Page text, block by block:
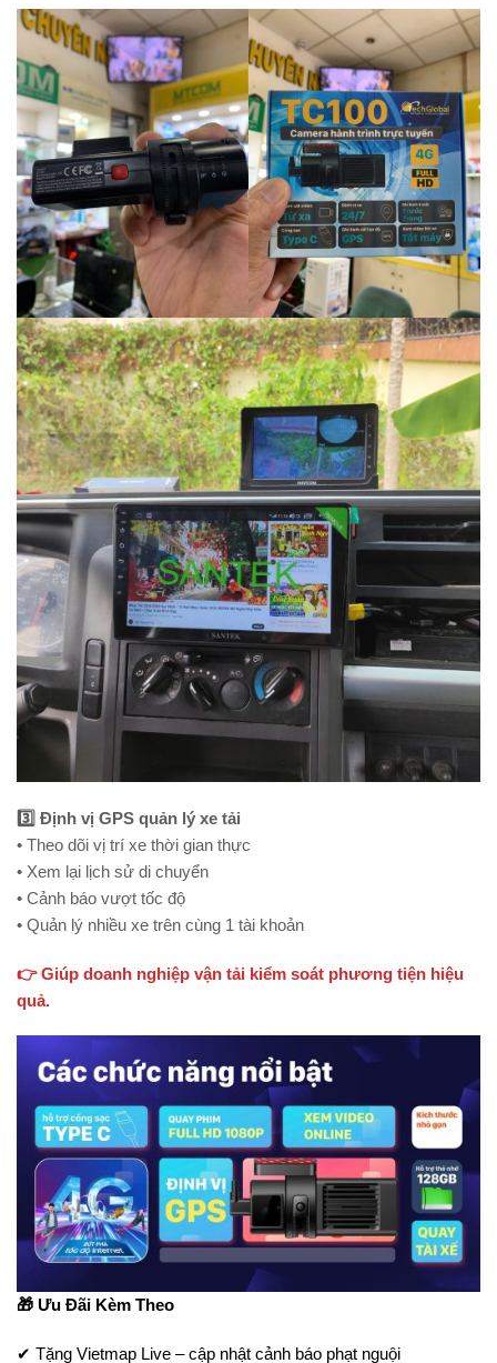
3️⃣ Định vị GPS quản lý xe tải
• Theo dõi vị trí xe thời gian thực
• Xem lại lịch sử di chuyển
• Cảnh báo vượt tốc độ
• Quản lý nhiều xe trên cùng 1 tài khoản
👉 Giúp doanh nghiệp vận tải kiểm soát phương tiện hiệu
quả.
🎁 Ưu Đãi Kèm Theo
✔ Tặng Vietmap Live – cập nhật cảnh báo phạt nguội